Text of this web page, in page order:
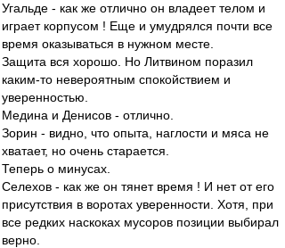
Угальде - как же отлично он владеет телом и
играет корпусом ! Еще и умудрялся почти все
время оказываться в нужном месте.
Защита вся хорошо. Но Литвином поразил
каким-то невероятным спокойствием и
уверенностью.
Медина и Денисов - отлично.
Зорин - видно, что опыта, наглости и мяса не
хватает, но очень старается.
Теперь о минусах.
Селехов - как же он тянет время ! И нет от его
присутствия в воротах уверенности. Хотя, при
все редких наскоках мусоров позиции выбирал
верно.